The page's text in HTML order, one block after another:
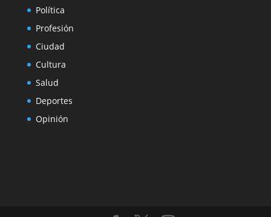
Política
Profesión
Ciudad
Cultura
Salud
Deportes
Opinión